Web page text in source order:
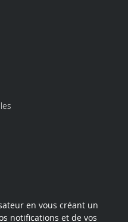
en vous créant un
notifications et de vos